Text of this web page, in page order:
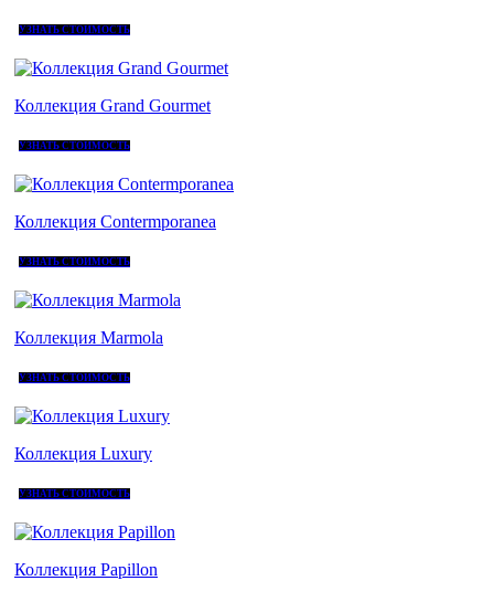
УЗНАТЬ СТОИМОСТЬ
Коллекция Grand Gourmet
УЗНАТЬ СТОИМОСТЬ
Коллекция Contermporanea
УЗНАТЬ СТОИМОСТЬ
Коллекция Marmola
УЗНАТЬ СТОИМОСТЬ
Коллекция Luxury
УЗНАТЬ СТОИМОСТЬ
Коллекция Papillon